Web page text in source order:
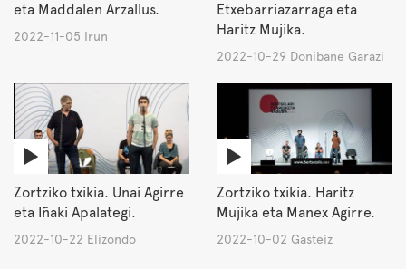
eta Maddalen Arzallus.
2022-11-05 Irun
Etxebarriazarraga eta
Haritz Mujika.
2022-10-29 Donibane Garazi
Zortziko txikia. Unai Agirre
eta Iñaki Apalategi.
2022-10-22 Elizondo
Zortziko txikia. Haritz
Mujika eta Manex Agirre.
2022-10-02 Gasteiz